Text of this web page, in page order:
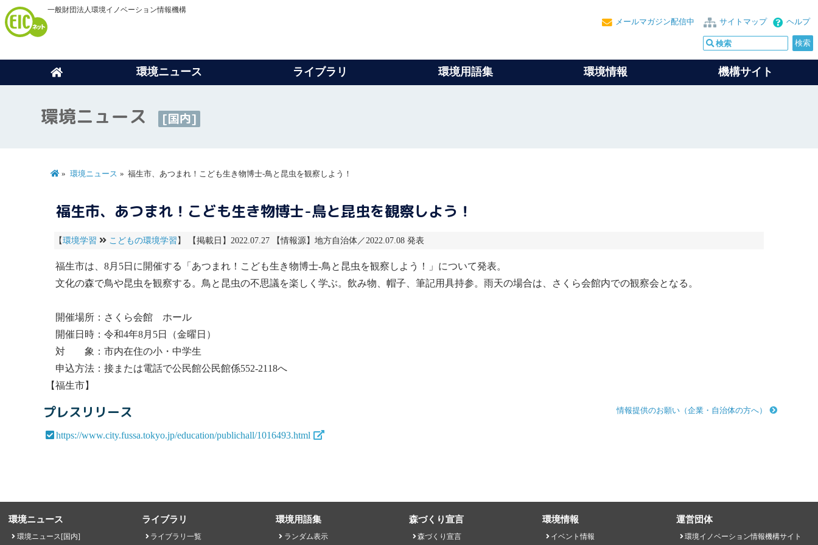
一般財団法人環境イノベーション情報機構
ヘルプ
サイトマップ
メールマガジン配信中
環境ニュース ライブラリ 環境用語集 環境情報 機構サイト
環境ニュース [国内]
環境ニュース 福生市、あつまれ！こども生き物博士-鳥と昆虫を観察しよう！
福生市、あつまれ！こども生き物博士-鳥と昆虫を観察しよう！
【環境学習 こどもの環境学習 】 【掲載日】2022.07.27 【情報源】地方自治体／2022.07.08 発表
福生市は、8月5日に開催する「あつまれ！こども生き物博士-鳥と昆虫を観察しよう！」について発表。
文化の森で鳥や昆虫を観察する。鳥と昆虫の不思議を楽しく学ぶ。飲み物、帽子、筆記用具持参。雨天の場合は、さくら会館内での観察会となる。
開催場所：さくら会館 ホール
開催日時：令和4年8月5日（金曜日）
対 象：市内在住の小・中学生
申込方法：接または電話で公民館公民館係552-2118へ
【福生市】
情報提供のお願い（企業・自治体の方へ）
プレスリリース
https://www.city.fussa.tokyo.jp/education/publichall/1016493.html
環境ニュース
環境ニュース[国内]
ライブラリ
ライブラリ一覧
環境用語集
ランダム表示
森づくり宣言
森づくり宣言
環境情報
イベント情報
運営団体
環境イノベーション情報機構サイト